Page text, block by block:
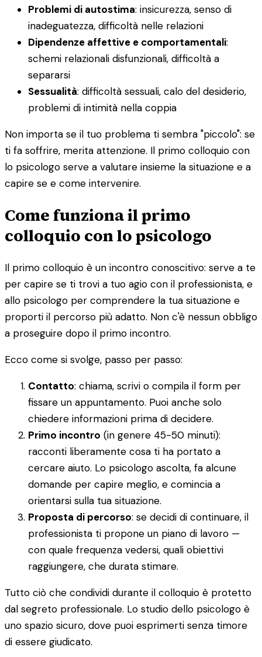
Problemi di autostima: insicurezza, senso di
inadeguatezza, difficoltà nelle relazioni
Dipendenze affettive e comportamentali:
schemi relazionali disfunzionali, difficoltà a
separarsi
Sessualità: difficoltà sessuali, calo del desiderio,
problemi di intimità nella coppia
Non importa se il tuo problema ti sembra "piccolo": se
ti fa soffrire, merita attenzione. Il primo colloquio con
lo psicologo serve a valutare insieme la situazione e a
capire se e come intervenire.
Come funziona il primo
colloquio con lo psicologo
Il primo colloquio è un incontro conoscitivo: serve a te
per capire se ti trovi a tuo agio con il professionista, e
allo psicologo per comprendere la tua situazione e
proporti il percorso più adatto. Non c'è nessun obbligo
a proseguire dopo il primo incontro.
Ecco come si svolge, passo per passo:
Contatto: chiama, scrivi o compila il form per
fissare un appuntamento. Puoi anche solo
chiedere informazioni prima di decidere.
Primo incontro (in genere 45-50 minuti):
racconti liberamente cosa ti ha portato a
cercare aiuto. Lo psicologo ascolta, fa alcune
domande per capire meglio, e comincia a
orientarsi sulla tua situazione.
Proposta di percorso: se decidi di continuare, il
professionista ti propone un piano di lavoro —
con quale frequenza vedersi, quali obiettivi
raggiungere, che durata stimare.
Tutto ciò che condividi durante il colloquio è protetto
dal segreto professionale. Lo studio dello psicologo è
uno spazio sicuro, dove puoi esprimerti senza timore
di essere giudicato.